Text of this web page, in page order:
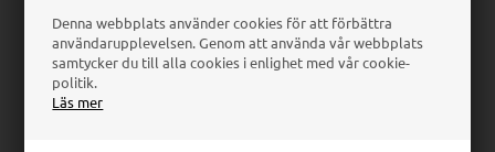
Denna webbplats använder cookies för att förbättra
användarupplevelsen. Genom att använda vår webbplats
samtycker du till alla cookies i enlighet med vår cookie-
politik.
Läs mer
Orderöversikt